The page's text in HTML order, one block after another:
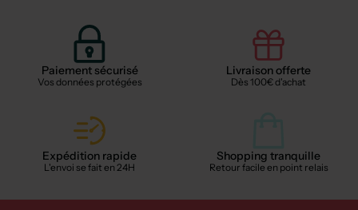
Paiement sécurisé
Vos données protégées
Livraison offerte
Dès 100€ d'achat
Expédition rapide
L'envoi se fait en 24H
Shopping tranquille
Retour facile en point relais